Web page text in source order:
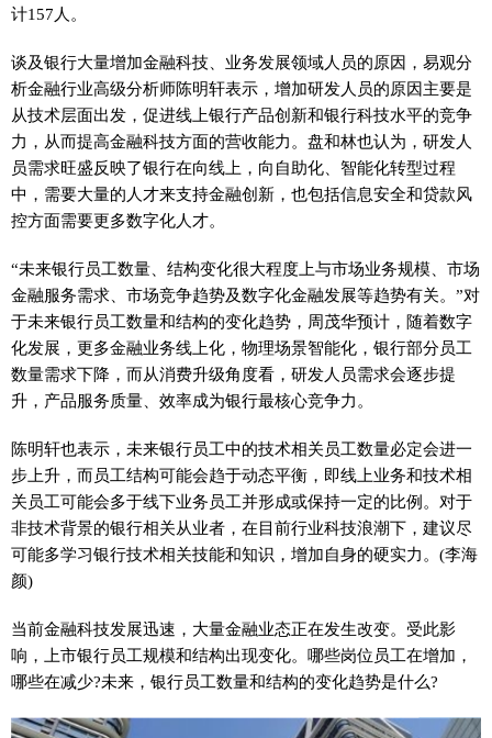
计157人。
谈及银行大量增加金融科技、业务发展领域人员的原因，易观分
析金融行业高级分析师陈明轩表示，增加研发人员的原因主要是
从技术层面出发，促进线上银行产品创新和银行科技水平的竞争
力，从而提高金融科技方面的营收能力。盘和林也认为，研发人
员需求旺盛反映了银行在向线上，向自助化、智能化转型过程
中，需要大量的人才来支持金融创新，也包括信息安全和贷款风
控方面需要更多数字化人才。
“未来银行员工数量、结构变化很大程度上与市场业务规模、市场
金融服务需求、市场竞争趋势及数字化金融发展等趋势有关。”对
于未来银行员工数量和结构的变化趋势，周茂华预计，随着数字
化发展，更多金融业务线上化，物理场景智能化，银行部分员工
数量需求下降，而从消费升级角度看，研发人员需求会逐步提
升，产品服务质量、效率成为银行最核心竞争力。
陈明轩也表示，未来银行员工中的技术相关员工数量必定会进一
步上升，而员工结构可能会趋于动态平衡，即线上业务和技术相
关员工可能会多于线下业务员工并形成或保持一定的比例。对于
非技术背景的银行相关从业者，在目前行业科技浪潮下，建议尽
可能多学习银行技术相关技能和知识，增加自身的硬实力。(李海
颜)
当前金融科技发展迅速，大量金融业态正在发生改变。受此影
响，上市银行员工规模和结构出现变化。哪些岗位员工在增加，
哪些在减少?未来，银行员工数量和结构的变化趋势是什么?